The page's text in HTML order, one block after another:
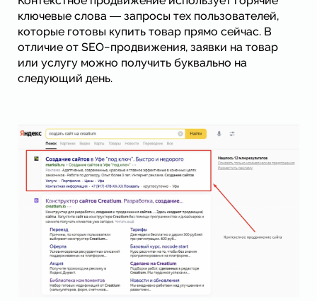
ключевые слова ― запросы тех пользователей,
которые готовы купить товар прямо сейчас. В
отличие от SEO−продвижения, заявки на товар
или услугу можно получить буквально на
следующий день.